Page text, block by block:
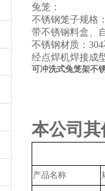
兔笼 ：
不锈钢笼子规格
带不锈钢料盒、
不锈钢材质：
经点焊机焊接成
可冲洗式兔笼架不
本公司
产品名称